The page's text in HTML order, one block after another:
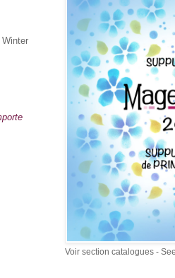
Voir section catalogues -